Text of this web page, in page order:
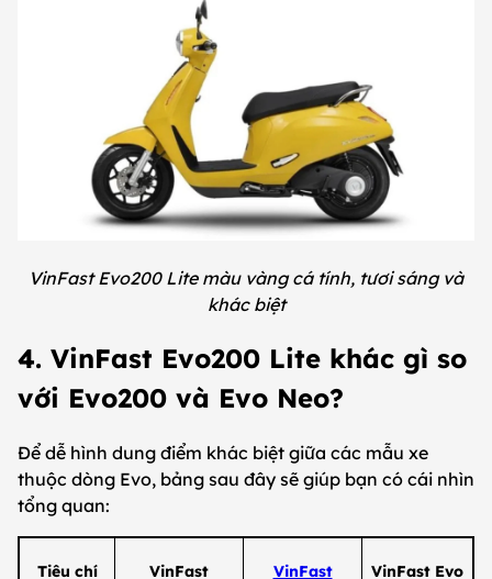
VinFast Evo200 Lite màu vàng cá tính, tươi sáng và
khác biệt
4. VinFast Evo200 Lite khác gì so
với Evo200 và Evo Neo?
Để dễ hình dung điểm khác biệt giữa các mẫu xe
thuộc dòng Evo, bảng sau đây sẽ giúp bạn có cái nhìn
tổng quan:
Tiêu chí
VinFast
VinFast
VinFast Evo